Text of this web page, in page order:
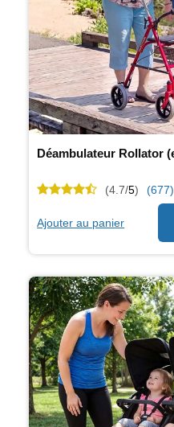
(4.7/5) (677)
Ajouter au panier